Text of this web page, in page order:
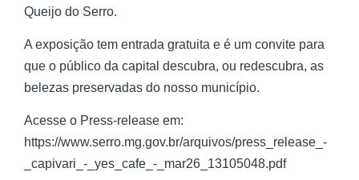
Queijo do Serro.
A exposição tem entrada gratuita e é um convite para
que o público da capital descubra, ou redescubra, as
belezas preservadas do nosso município.
Acesse o Press-release em:
https://www.serro.mg.gov.br/arquivos/press_release_-
_capivari_-_yes_cafe_-_mar26_13105048.pdf